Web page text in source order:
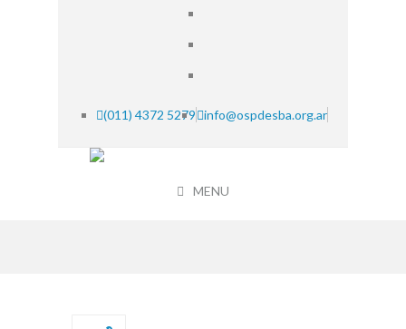
(011) 4372 5279 info@ospdesba.org.ar
MENU